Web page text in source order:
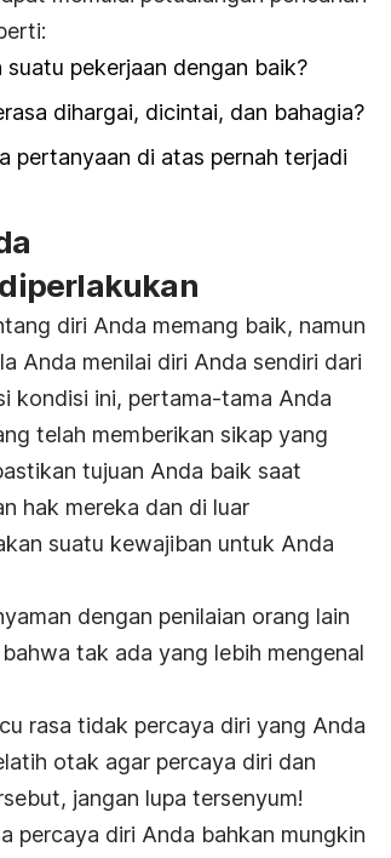
pekerjaan dengan baik?
dihargai, dicintai, dan bahagia?
pertanyaan di atas pernah terjadi
diri Anda memang baik, namun
Anda menilai diri Anda sendiri dari
kondisi ini, pertama-tama Anda
telah memberikan sikap yang
tujuan Anda baik saat
hak mereka dan di luar
suatu kewajiban untuk Anda
dengan penilaian orang lain
tak ada yang lebih mengenal
rasa tidak percaya diri yang Anda
otak agar percaya diri dan
jangan lupa tersenyum!
percaya diri Anda bahkan mungkin